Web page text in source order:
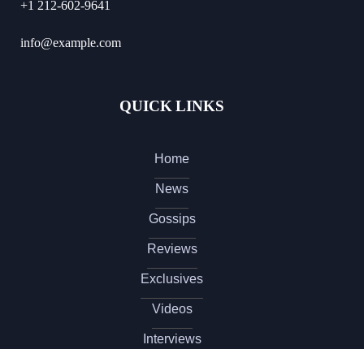
+1 212-602-9641
info@example.com
QUICK LINKS
Home
News
Gossips
Reviews
Exclusives
Videos
Interviews